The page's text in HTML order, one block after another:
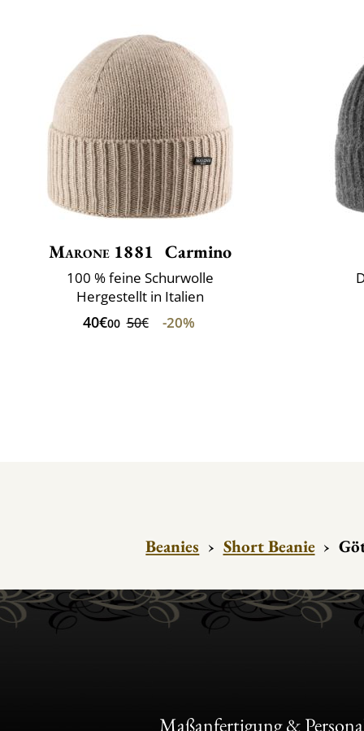
Marone 1881 Carmino
100 % feine Schurwolle
Hergestellt in Italien
40€00 50€ -20%
Beanies › Short Beanie ›
Maßanfertigung &